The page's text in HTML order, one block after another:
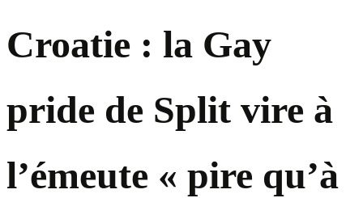
Croatie : la Gay
pride de Split vire à
l’émeute « pire qu’à